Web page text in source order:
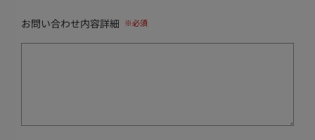
お問い合わせ内容詳細